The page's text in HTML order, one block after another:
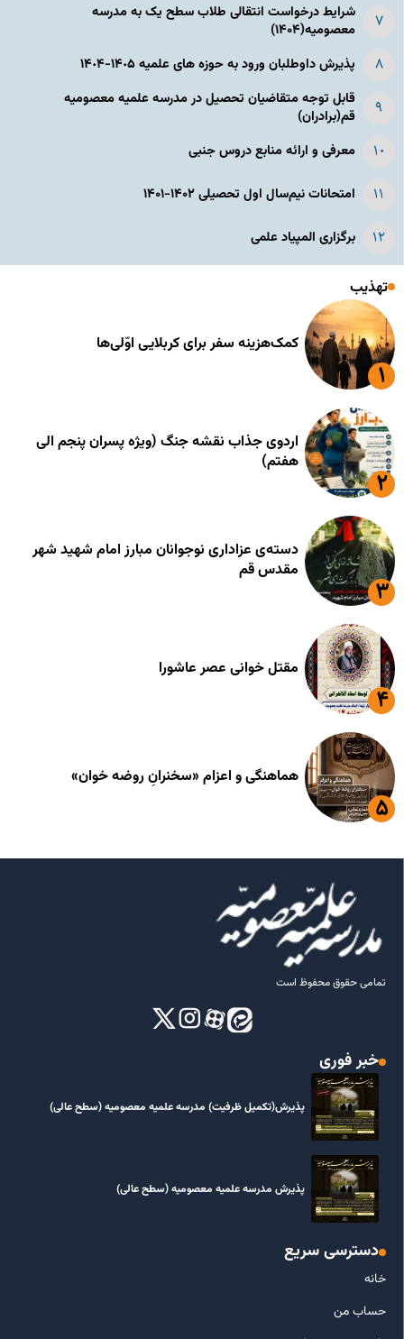
شرایط درخواست انتقالی طلاب سطح یک به مدرسه
معصومیه(۱۴۰۴)
پذیرش داوطلبان ورود به حوزه های علمیه ١۴٠۵-١۴٠۴
قابل توجه متقاضیان تحصیل در مدرسه علمیه معصومیه
قم(برادران)
معرفی و ارائه منابع دروس جنبی
امتحانات نیم‌سال اول تحصیلی ۱۴۰۲-۱۴۰۱
برگزاری المپیاد علمی
تهذیب
کمک‌هزینه سفر برای کربلایی اوّلی‌ها
اردوی جذاب نقشه جنگ (ویژه پسران پنجم الی
هفتم)
دسته‌ی عزاداری نوجوانان مبارز امام شهید شهر
مقدس قم
مقتل خوانی عصر عاشورا
هماهنگی و اعزام «سخنرانِ روضه خوان»
تمامی حقوق محفوظ است
خبر فوری
پذیرش(تکمیل ظرفیت) مدرسه علمیه معصومیه‌ (سطح عالی)
پذیرش مدرسه علمیه معصومیه‌ (سطح عالی)
دسترسی سریع
خانه
حساب من